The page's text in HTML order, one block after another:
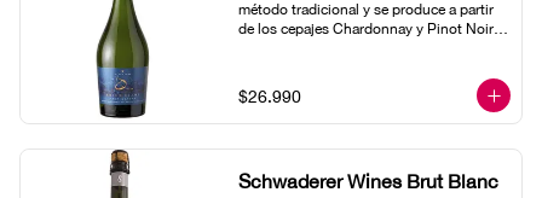
método tradicional y se produce a partir
de los cepajes Chardonnay y Pinot Noir.
meses con sus levaduras desarrollando
un intenso bouquet frutal y mineral. En
boca es potente, agradable y con un final
fresco y complejo.
$26.990
Schwaderer Wines Brut Blanc